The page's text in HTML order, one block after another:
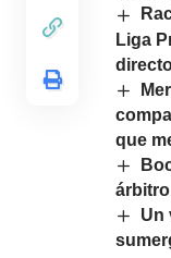
Liga
que
Un